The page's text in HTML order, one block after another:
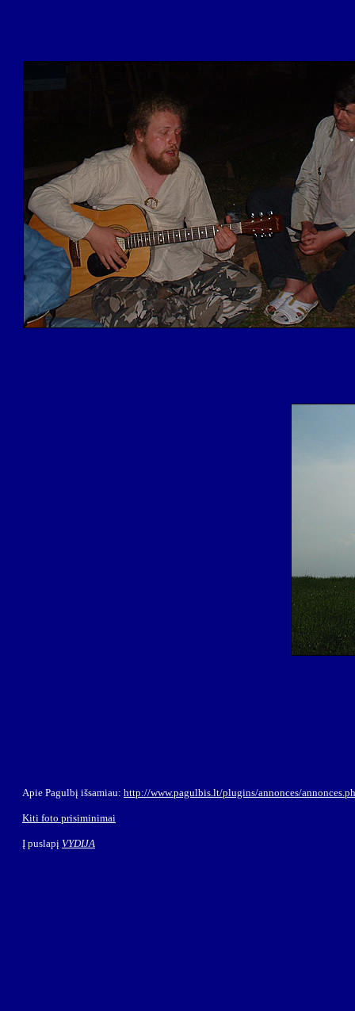
Apie Pagulbį išsamiau: http://www.pagulbis.lt/plugins/annonces/
Kiti foto prisiminimai
Į puslapį VYDIJA